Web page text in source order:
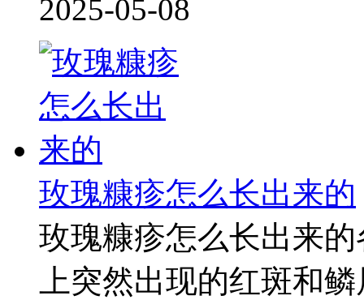
2025-05-08
玫瑰糠疹怎么长出来的
玫瑰糠疹怎么长出来
上突然出现的红斑和